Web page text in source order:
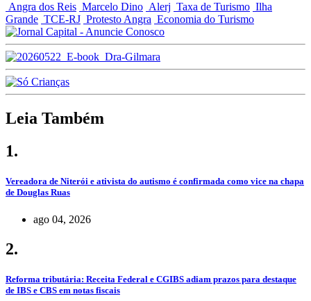
Angra dos Reis Marcelo Dino Alerj Taxa de Turismo Ilha
Grande TCE-RJ Protesto Angra Economia do Turismo
Leia Também
1.
Vereadora de Niterói e ativista do autismo é confirmada como vice na chapa
de Douglas Ruas
ago 04, 2026
2.
Reforma tributária: Receita Federal e CGIBS adiam prazos para destaque
de IBS e CBS em notas fiscais